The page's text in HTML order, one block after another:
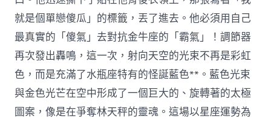
就是個單戀傻瓜」的標籤，丟了進去。他必須用自己
最真實的「傻氣」去對抗金牛座的「霸氣」！調節器
再次發出轟鳴，這一次，射向天空的光束不再是彩虹
色，而是充滿了水瓶座特有的怪誕藍色**。藍色光束
與金色光芒在空中形成了一個巨大的、旋轉著的太極
圖案，像是在爭奪林天秤的靈魂。這場以星座運勢為